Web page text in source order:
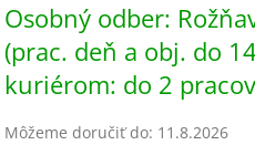
cena:
Osobný odber:
(prac. deň a obj. do
kuriérom: do 2
Môžeme doručiť do: 11.8.2026